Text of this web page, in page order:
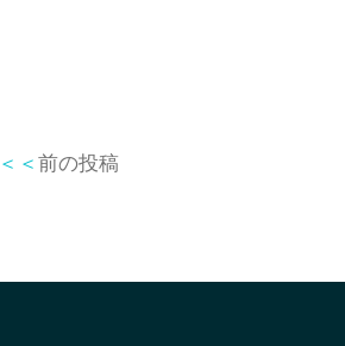
＜＜ 前の投稿